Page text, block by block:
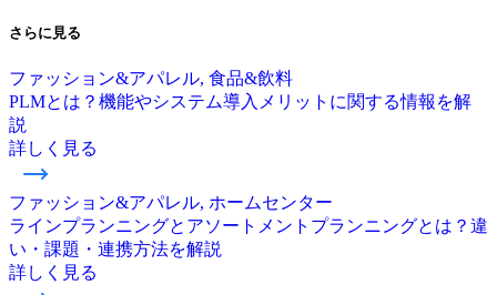
さらに 見る
ファッション&アパレル, 食品&飲料
PLMとは？機能やシステム導入メリットに関する情報を解
説
詳しく見る
ファッション&アパレル, ホームセンター
ラインプランニングとアソートメントプランニングとは？違
い・課題・連携方法を解説
詳しく見る